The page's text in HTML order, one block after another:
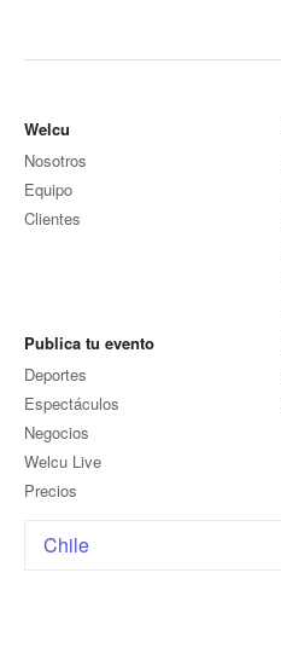
Welcu
Nosotros
Equipo
Clientes
Publica tu evento
Deportes
Espectáculos
Negocios
Welcu Live
Precios
Chile